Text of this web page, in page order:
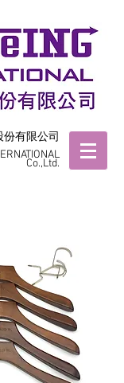
有限公司
Co.,Ltd.